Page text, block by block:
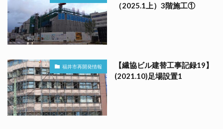
（2025.1上）3階施工①
福井市再開発情報
【繊協ビル建替工事記録19】
(2021.10)足場設置1